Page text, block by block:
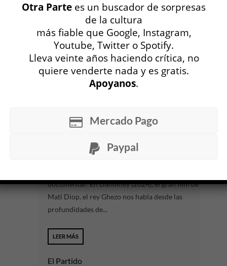
ETIQUETAS ANCESTRAL
ANTROPÓLOGA METAFÍSICA
APICHATPONG WEERASETHAKUL CINE
COLOMBIA HUMANO IDENTIDAD
MEMORIA SONIDO TILDA SWINTON
Herman Szwarcbart
CINE Y TV
documental? En Dahomey (2024), el gran film de
Mati Diop, el rey Ghezo nos habla desde las
profundidades de...
LEER MÁS
El Partido
Otra Parte es un buscador de sorpresas
de la cultura
más fiable que Google, Instagram,
Youtube, Twitter o Spotify.
Lleva veinte años haciendo crítica, no
quiere venderte nada y es gratis.
Apoyanos.
Mercado Pago
Paypal